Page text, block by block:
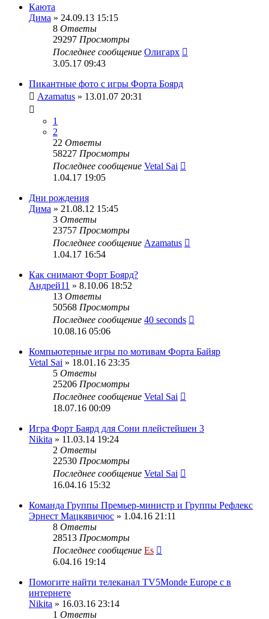
Каюта
Дима » 24.09.13 15:15
8 Ответы
29297 Просмотры
Последнее сообщение Олигарх
3.05.17 09:43
Пикантные фото с игры Форта Боярд
Azamatus » 13.01.07 20:31
1
2
22 Ответы
58227 Просмотры
Последнее сообщение Vetal Sai
1.04.17 19:05
Дни рождения
Дима » 21.08.12 15:45
3 Ответы
23757 Просмотры
Последнее сообщение Azamatus
1.04.17 16:54
Как снимают Форт Боярд?
Андрей11 » 8.10.06 18:52
13 Ответы
50568 Просмотры
Последнее сообщение 40 seconds
10.08.16 05:06
Компьютерные игры по мотивам Форта Байяр
Vetal Sai » 18.01.16 23:35
5 Ответы
25206 Просмотры
Последнее сообщение Vetal Sai
18.07.16 00:09
Игра Форт Баярд для Сони плейстейшен 3
Nikita » 11.03.14 19:24
2 Ответы
22530 Просмотры
Последнее сообщение Vetal Sai
16.04.16 15:32
Команда Группы Премьер-министр и Группы Рефлекс
Эрнест Мацкявичюс » 1.04.16 21:11
8 Ответы
28513 Просмотры
Последнее сообщение Es
6.04.16 19:14
Помогите найти телеканал TV5Monde Europe с в
интернете
Nikita » 16.03.16 23:14
1 Ответы